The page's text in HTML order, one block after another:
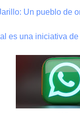
Un pueblo de
es una iniciativa